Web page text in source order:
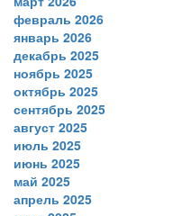
февраль 2026
январь 2026
декабрь 2025
ноябрь 2025
октябрь 2025
сентябрь 2025
август 2025
июль 2025
июнь 2025
май 2025
апрель 2025